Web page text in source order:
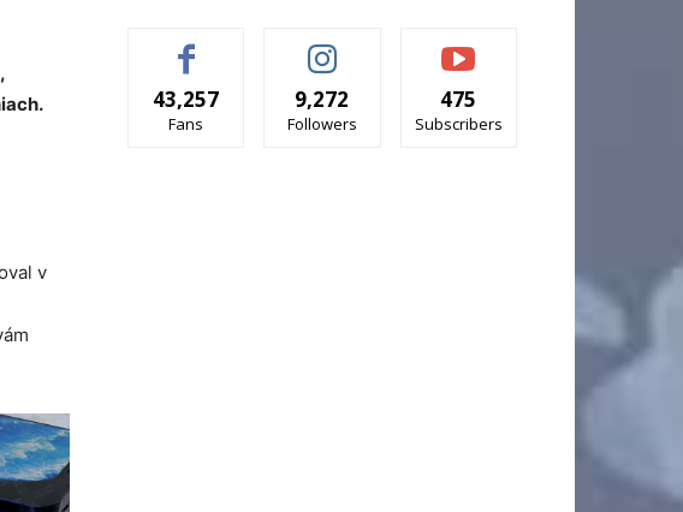
v
43,257
Fans
9,272
Followers
475
Subscribers